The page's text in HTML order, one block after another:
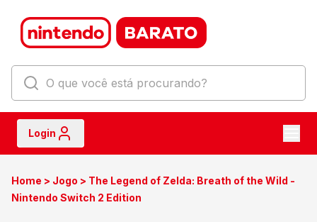
Login
Home > Jogo > The Legend of Zelda: Breath of the Wild -
Nintendo Switch 2 Edition